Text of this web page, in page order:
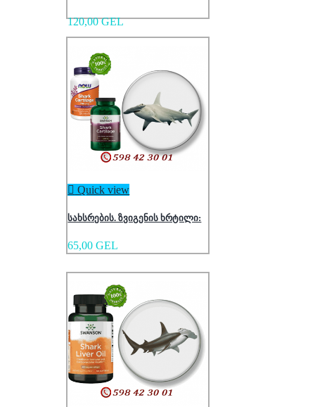
120,00 GEL
 Quick view
სახსრების. ზვიგენის ხრტილი:
65,00 GEL